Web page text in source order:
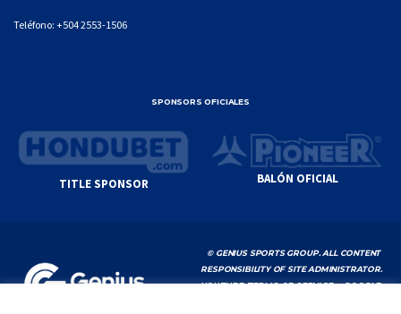
Teléfono: +504 2553-1506
SPONSORS OFICIALES
TITLE SPONSOR BALÓN OFICIAL
© GENIUS SPORTS GROUP. ALL CONTENT
RESPONSIBILITY OF SITE ADMINISTRATOR.
YOUTUBE TERMS OF SERVICE|GOOGLE